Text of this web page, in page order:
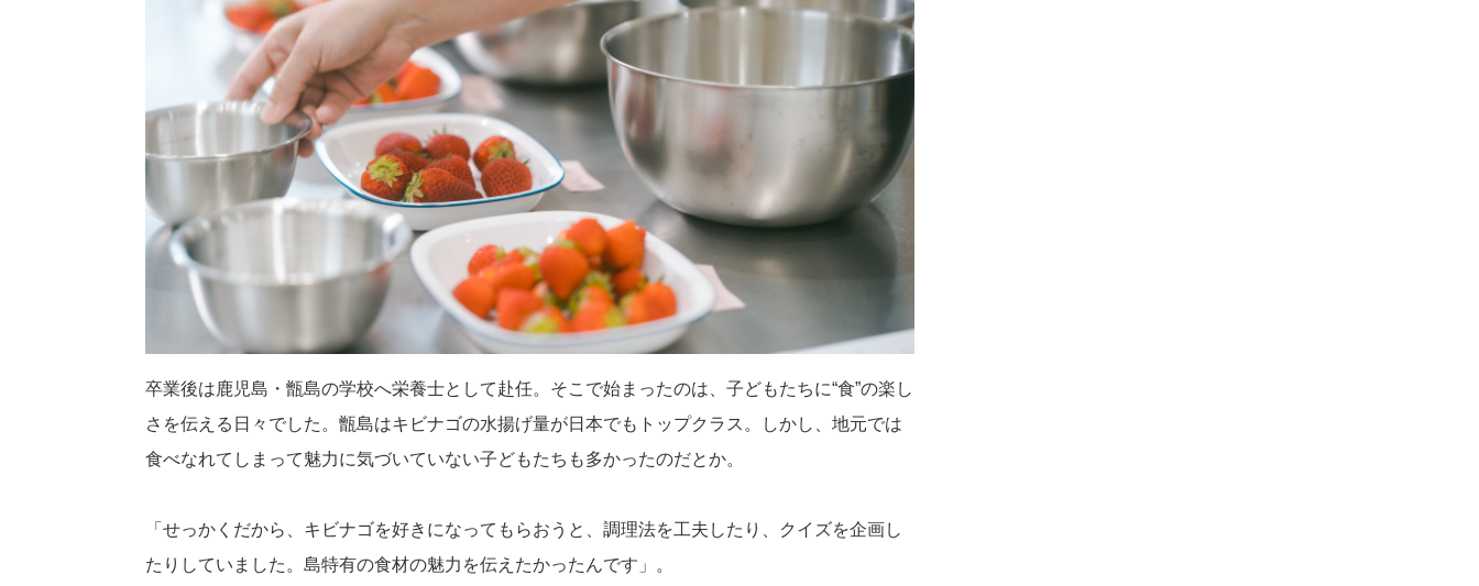
卒業後は鹿児島・甑島の学校へ栄養士として赴任。そこで始まったのは、子どもたちに“食”の楽し
さを伝える日々でした。甑島はキビナゴの水揚げ量が日本でもトップクラス。しかし、地元では
食べなれてしまって魅力に気づいていない子どもたちも多かったのだとか。
「せっかくだから、キビナゴを好きになってもらおうと、調理法を工夫したり、クイズを企画し
たりしていました。島特有の食材の魅力を伝えたかったんです」。